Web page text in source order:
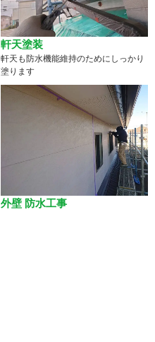
軒天塗装
軒天も防水機能維持のためにしっかり
塗ります
外壁 防水工事